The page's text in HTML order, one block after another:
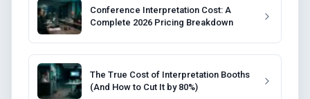
Conference Interpretation Cost: A
Complete 2026 Pricing Breakdown
The True Cost of Interpretation Booths
(And How to Cut It by 80%)